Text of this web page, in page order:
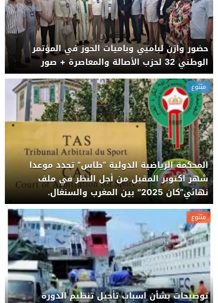
حضور وازن لباميي وباميات الحوز في المؤتمر
الوطني 32 لحزب الأصالة والمعاصرة + صور
متنوع
المحكمة الرياضية الدولية “طاس” تحدد موعدا
شهر اكتوبر المقبل من أجل النظر في ملف
نهائي”كان 2025″ بين المغرب والسنغال.
متنوع
توضيحات بشأن اسباب تأجيل تنظيم الدورة